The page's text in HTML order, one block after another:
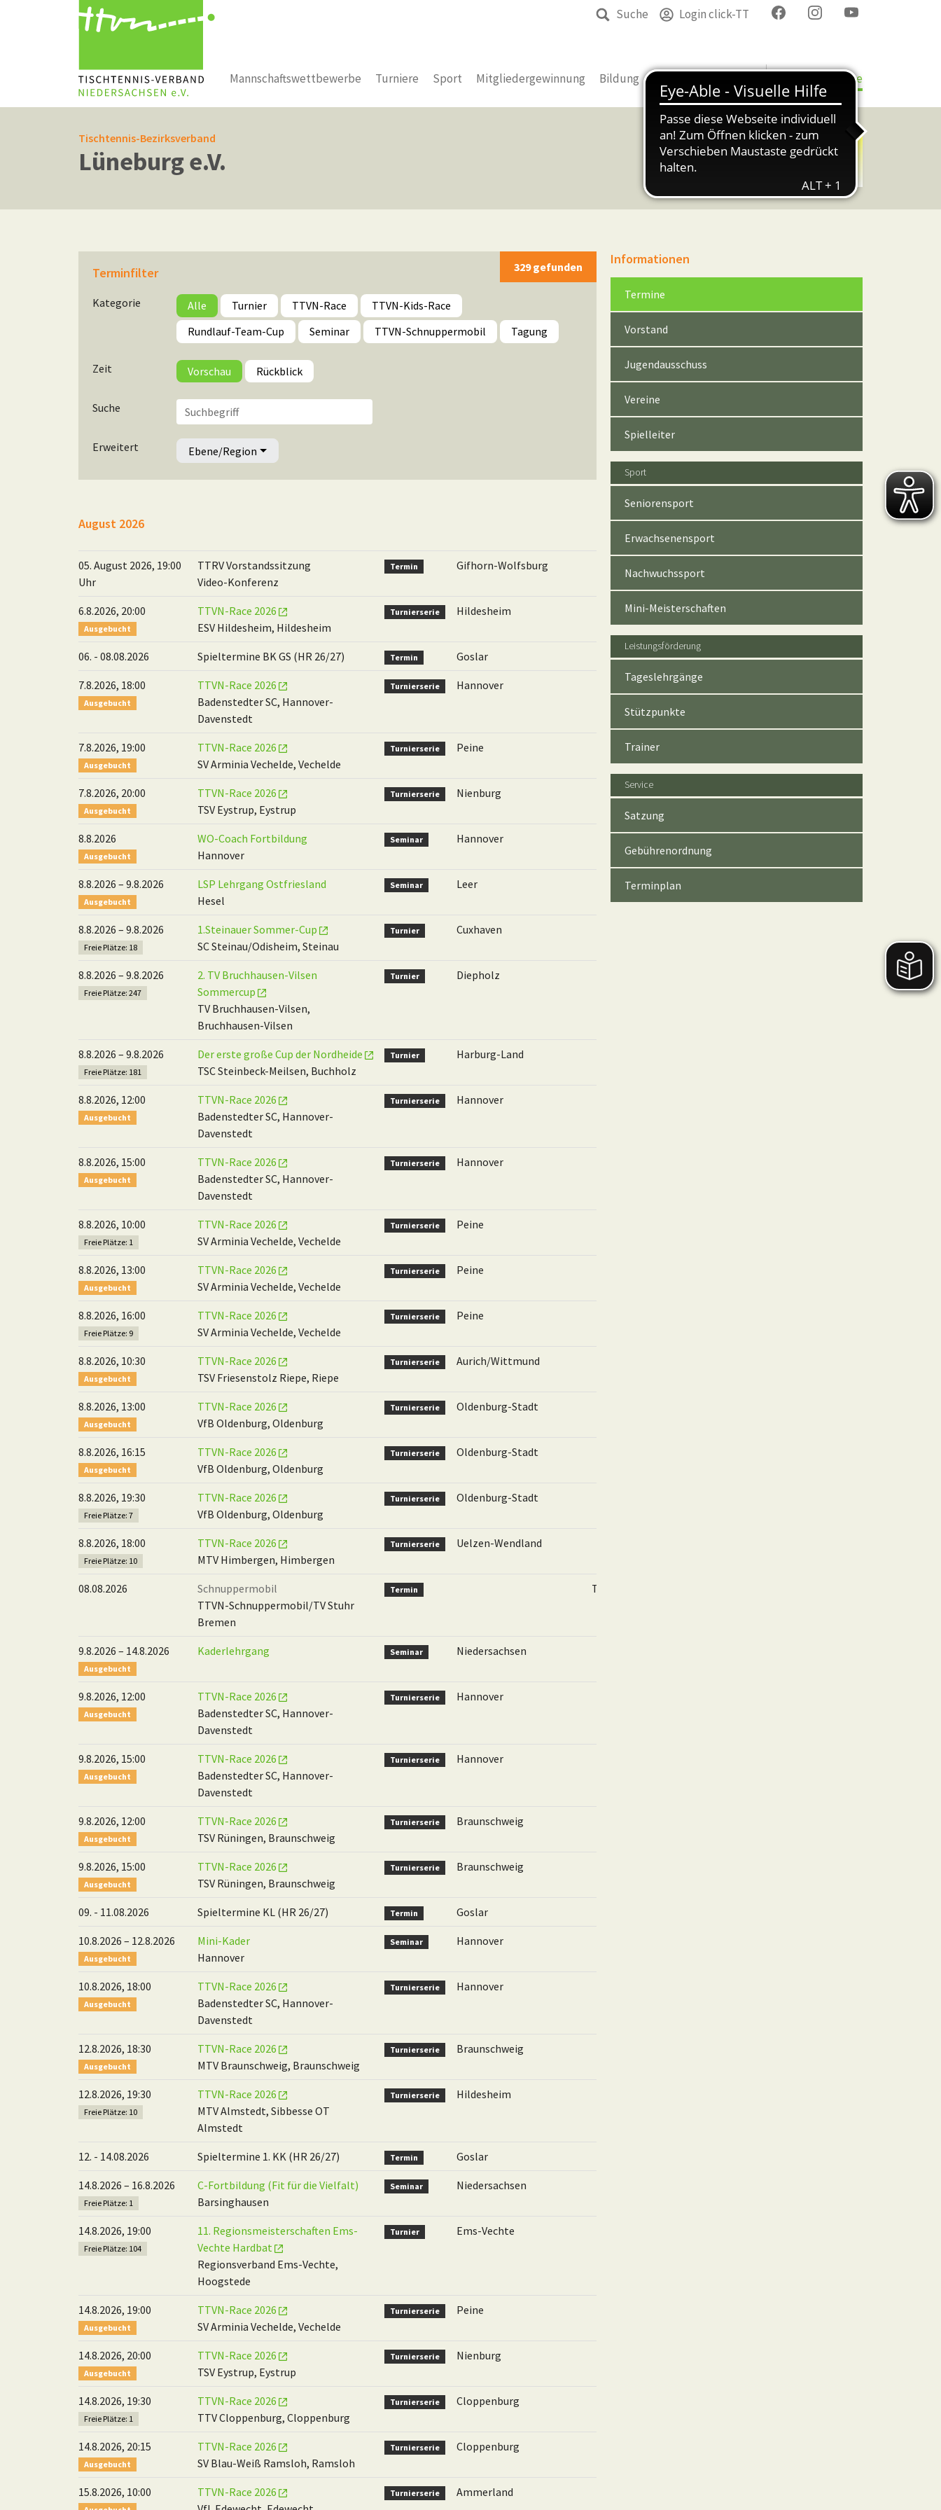
Suche Login click-TT
Mannschaftswettbewerbe Turniere Sport Mitgliedergewinnung Bildung Bezirke & Kreise
Tischtennis-Bezirksverband
Lüneburg e.V.
Terminfilter
Kategorie Alle Turnier TTVN-Race
TTVN-Kids-Race
Rundlauf-Team-Cup
Seminar TTVN-Schnuppermobil Tagung
Zeit Vorschau Rückblick
Suche
Erweitert Ebene/Region
329 gefunden
August 2026
05. August 2026, 19:00
Uhr
TTRV Vorstandssitzung
Video-Konferenz
Termin Gifhorn-Wolfsburg
6.8.2026, 20:00
Ausgebucht
TTVN-Race 2026
ESV Hildesheim, Hildesheim
Turnierserie Hildesheim
06. - 08.08.2026 Spieltermine BK GS (HR 26/27) Termin Goslar
7.8.2026, 18:00
Ausgebucht
TTVN-Race 2026
Badenstedter SC, Hannover-
Davenstedt
Turnierserie Hannover
7.8.2026, 19:00
Ausgebucht
TTVN-Race 2026
SV Arminia Vechelde, Vechelde
Turnierserie Peine
7.8.2026, 20:00
Ausgebucht
TTVN-Race 2026
TSV Eystrup, Eystrup
Turnierserie Nienburg
8.8.2026
Ausgebucht
WO-Coach Fortbildung
Hannover
Seminar Hannover
8.8.2026 – 9.8.2026
Ausgebucht
LSP Lehrgang Ostfriesland
Hesel
Seminar Leer
8.8.2026 – 9.8.2026
Freie Plätze: 18
1.Steinauer Sommer-Cup
SC Steinau/Odisheim, Steinau
Turnier Cuxhaven
8.8.2026 – 9.8.2026
Freie Plätze: 247
2. TV Bruchhausen-Vilsen
Sommercup
TV Bruchhausen-Vilsen,
Bruchhausen-Vilsen
Turnier Diepholz
8.8.2026 – 9.8.2026
Freie Plätze: 181
Der erste große Cup der Nordheide
TSC Steinbeck-Meilsen, Buchholz
Turnier Harburg-Land
8.8.2026, 12:00
Ausgebucht
TTVN-Race 2026
Badenstedter SC, Hannover-
Davenstedt
Turnierserie Hannover
8.8.2026, 15:00
Ausgebucht
TTVN-Race 2026
Badenstedter SC, Hannover-
Davenstedt
Turnierserie Hannover
8.8.2026, 10:00
Freie Plätze: 1
TTVN-Race 2026
SV Arminia Vechelde, Vechelde
Turnierserie Peine
8.8.2026, 13:00
Ausgebucht
TTVN-Race 2026
SV Arminia Vechelde, Vechelde
Turnierserie Peine
8.8.2026, 16:00
Freie Plätze: 9
TTVN-Race 2026
SV Arminia Vechelde, Vechelde
Turnierserie Peine
8.8.2026, 10:30
Ausgebucht
TTVN-Race 2026
TSV Friesenstolz Riepe, Riepe
Turnierserie Aurich/Wittmund
8.8.2026, 13:00
Ausgebucht
TTVN-Race 2026
VfB Oldenburg, Oldenburg
Turnierserie Oldenburg-Stadt
8.8.2026, 16:15
Ausgebucht
TTVN-Race 2026
VfB Oldenburg, Oldenburg
Turnierserie Oldenburg-Stadt
8.8.2026, 19:30
Freie Plätze: 7
TTVN-Race 2026
VfB Oldenburg, Oldenburg
Turnierserie Oldenburg-Stadt
8.8.2026, 18:00
Freie Plätze: 10
TTVN-Race 2026
MTV Himbergen, Himbergen
Turnierserie Uelzen-Wendland
08.08.2026
Schnuppermobil
TTVN-Schnuppermobil/TV Stuhr
Bremen
Termin TTVN
9.8.2026 – 14.8.2026
Ausgebucht
Kaderlehrgang Seminar Niedersachsen
9.8.2026, 12:00
Ausgebucht
TTVN-Race 2026
Badenstedter SC, Hannover-
Davenstedt
Turnierserie Hannover
9.8.2026, 15:00
Ausgebucht
TTVN-Race 2026
Badenstedter SC, Hannover-
Davenstedt
Turnierserie Hannover
9.8.2026, 12:00
Ausgebucht
TTVN-Race 2026
TSV Rüningen, Braunschweig
Turnierserie Braunschweig
9.8.2026, 15:00
Ausgebucht
TTVN-Race 2026
TSV Rüningen, Braunschweig
Turnierserie Braunschweig
09. - 11.08.2026 Spieltermine KL (HR 26/27) Termin Goslar
10.8.2026 – 12.8.2026
Ausgebucht
Mini-Kader
Hannover
Seminar Hannover
10.8.2026, 18:00
Ausgebucht
TTVN-Race 2026
Badenstedter SC, Hannover-
Davenstedt
Turnierserie Hannover
12.8.2026, 18:30
Ausgebucht
TTVN-Race 2026
MTV Braunschweig, Braunschweig
Turnierserie Braunschweig
12.8.2026, 19:30
Freie Plätze: 10
TTVN-Race 2026
MTV Almstedt, Sibbesse OT
Almstedt
Turnierserie Hildesheim
12. - 14.08.2026 Spieltermine 1. KK (HR 26/27) Termin Goslar
14.8.2026 – 16.8.2026
Freie Plätze: 1
C-Fortbildung (Fit für die Vielfalt)
Barsinghausen
Seminar Niedersachsen
14.8.2026, 19:00
Freie Plätze: 104
11. Regionsmeisterschaften Ems-
Vechte Hardbat
Regionsverband Ems-Vechte,
Hoogstede
Turnier Ems-Vechte
14.8.2026, 19:00
Ausgebucht
TTVN-Race 2026
SV Arminia Vechelde, Vechelde
Turnierserie Peine
14.8.2026, 20:00
Ausgebucht
TTVN-Race 2026
TSV Eystrup, Eystrup
Turnierserie Nienburg
14.8.2026, 19:30
Freie Plätze: 1
TTVN-Race 2026
TTV Cloppenburg, Cloppenburg
Turnierserie Cloppenburg
14.8.2026, 20:15
Ausgebucht
TTVN-Race 2026
SV Blau-Weiß Ramsloh, Ramsloh
Turnierserie Cloppenburg
15.8.2026, 10:00
TTVN-Race 2026
Turnierserie Ammerland
Informationen
Termine
Vorstand
Jugendausschuss
Vereine
Spielleiter
Sport
Seniorensport
Erwachsenensport
Nachwuchssport
Mini-Meisterschaften
Leistungsförderung
Tageslehrgänge
Stützpunkte
Trainer
Service
Satzung
Gebührenordnung
Terminplan